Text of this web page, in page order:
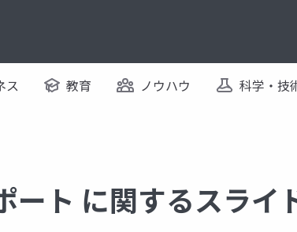
ス 教育 ノウハウ 科学・技
ート に関するスライ